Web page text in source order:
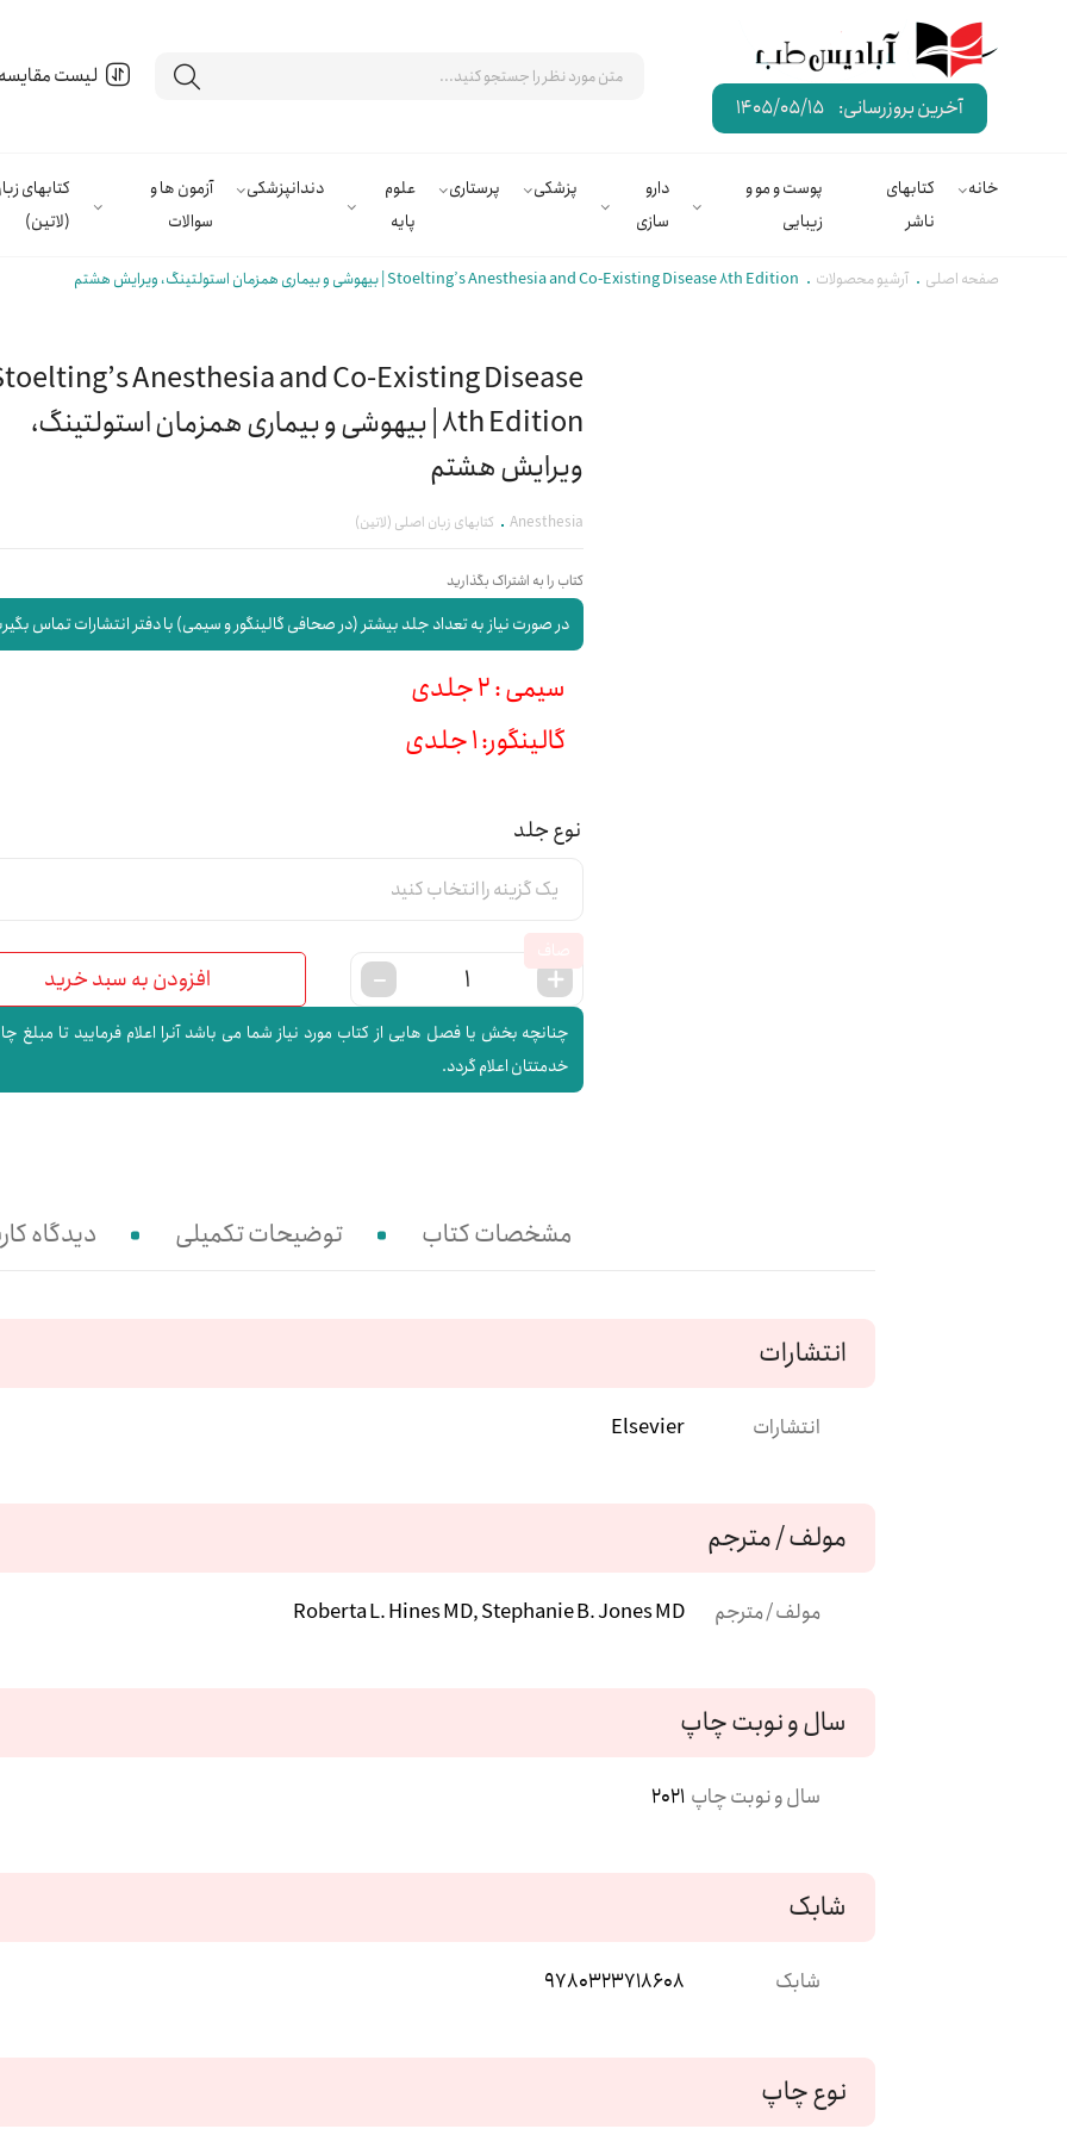
آخرین بروزرسانی: 1405/05/15
لیست
خانه
کتابهای
ناشر
پوست و مو و
زیبایی
دارو
سازی
پزشکی پرستاری
علوم
پایه
دندانپزشکی
آزمون ها و
سوالات
کتابهای
(لاتین)
صفحه اصلی آرشیو محصولات Stoelting’s Anesthesia and Co-Existing Disease 8th Edition | بیهوشی و بیماری همزمان استولتینگ، ویرایش هشتم
Anesthesia and Co-Existing Disease
8th Edition | بیهوشی و بیماری همزمان استولتینگ،
ویرایش هشتم
Anesthesia کتابهای زبان اصلی (لاتین)
کتاب را به اشتراک بگذارید
در صورت نیاز به تعداد جلد بیشتر (در صحافی گالینگور و سیمی) با دفتر انتشارات تماس
سیمی : 2 جلدی
گالینگور: 1 جلدی
نوع جلد
افزودن به سبد خرید
چنانچه بخش یا فصل هایی از کتاب مورد نیاز شما می باشد آنرا اعلام فرمایید تا مبلغ
خدمتتان اعلام گردد.
مشخصات کتاب توضیحات تکمیلی دیدگاه
انتشارات
انتشارات Elsevier
مولف / مترجم
مولف / مترجم Roberta L. Hines MD, Stephanie B. Jones MD
سال و نوبت چاپ
سال و نوبت چاپ 2021
شابک
شابک 9780323718608
نوع چاپ